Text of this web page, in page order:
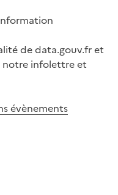
de data.gouv.fr et
notre infolettre et
évènements